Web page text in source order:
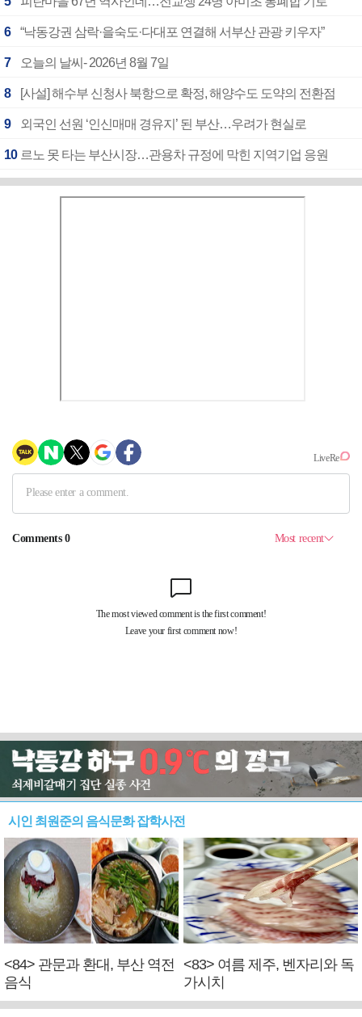
6 “낙동강권 삼락·을숙도·다대포 연결해 서부산 관광 키우자”
7 오늘의 날씨- 2026년 8월 7일
8 [사설] 해수부 신청사 북항으로 확정, 해양수도 도약의 전환점
9 외국인 선원 ‘인신매매 경유지’ 된 부산…우려가 현실로
10 르노 못 타는 부산시장…관용차 규정에 막힌 지역기업 응원
시인 최원준의 음식문화 잡학사전
<84> 관문과 환대, 부산 역전
음식
<83> 여름 제주, 벤자리와 독
가시치